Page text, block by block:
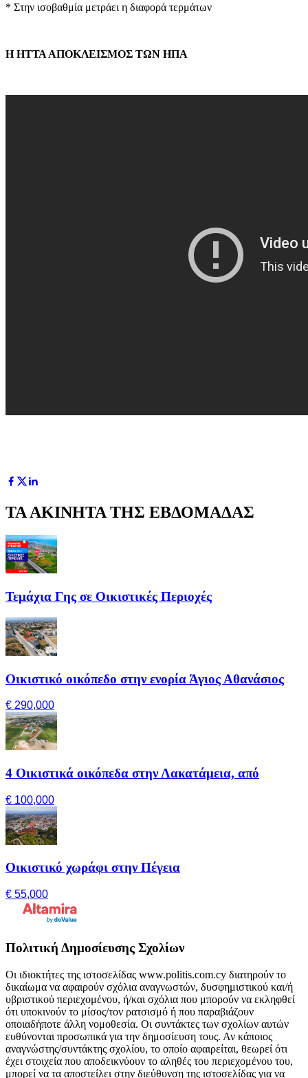
* Στην ισοβαθμία μετράει η διαφορά τερμάτων
Η ΗΤΤΑ ΑΠΟΚΛΕΙΣΜΟΣ ΤΩΝ ΗΠΑ
ΤΑ ΑΚΙΝΗΤΑ ΤΗΣ ΕΒΔΟΜΑΔΑΣ
Τεμάχια Γης σε Οικιστικές Περιοχές
Οικιστικό οικόπεδο στην ενορία Άγιος Αθανάσιος
€ 290,000
4 Οικιστικά οικόπεδα στην Λακατάμεια, από
€ 100,000
Οικιστικό χωράφι στην Πέγεια
€ 55,000
Πολιτική Δημοσίευσης Σχολίων
Οι ιδιοκτήτες της ιστοσελίδας www.politis.com.cy διατηρούν το
δικαίωμα να αφαιρούν σχόλια αναγνωστών, δυσφημιστικού και/ή
υβριστικού περιεχομένου, ή/και σχόλια που μπορούν να εκληφθεί
ότι υποκινούν το μίσος/τον ρατσισμό ή που παραβιάζουν
οποιαδήποτε άλλη νομοθεσία. Οι συντάκτες των σχολίων αυτών
ευθύνονται προσωπικά για την δημοσίευση τους. Αν κάποιος
αναγνώστης/συντάκτης σχολίου, το οποίο αφαιρείται, θεωρεί ότι
έχει στοιχεία που αποδεικνύουν το αληθές του περιεχομένου του,
μπορεί να τα αποστείλει στην διεύθυνση της ιστοσελίδας για να